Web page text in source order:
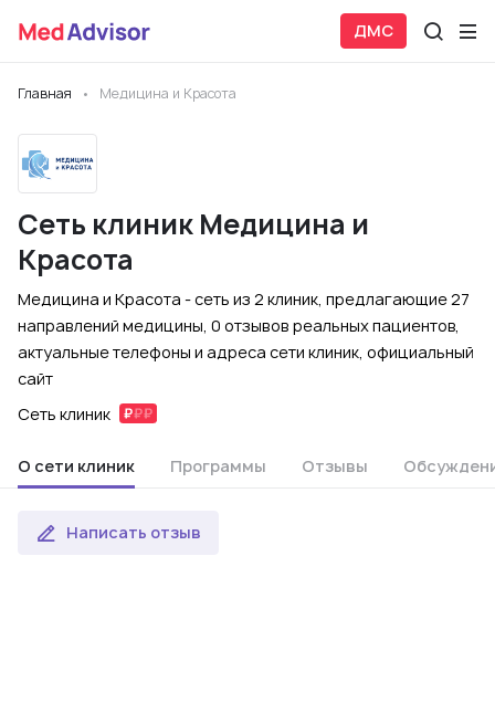
ДМС
Главная Медицина и Красота
Сеть клиник Медицина и
Красота
Медицина и Красота - сеть из 2 клиник, предлагающие 27
направлений медицины, 0 отзывов реальных пациентов,
актуальные телефоны и адреса сети клиник, официальный
сайт
Сеть клиник
О сети клиник Программы Отзывы
Написать отзыв